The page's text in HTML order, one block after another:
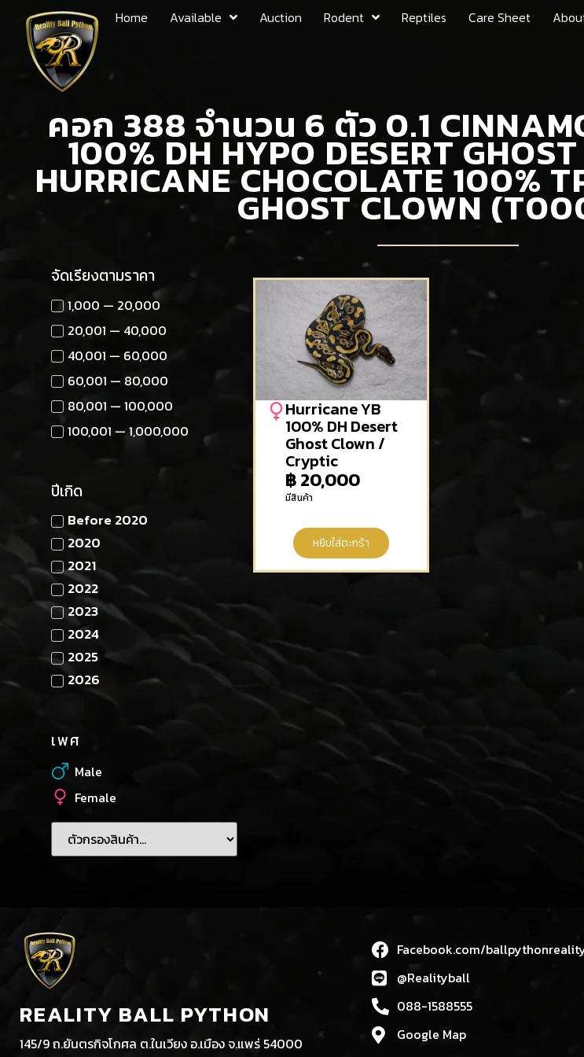
Home Available Auction Rodent Reptiles Care Sheet
คอก 388 จำนวน 6 ตัว 0.1
100% DH HYPO DESERT
HURRICANE CHOCOLATE 100%
GHOST CLOWN
จัดเรียงตามราคา
1,000 — 20,000
20,001 — 40,000
40,001 — 60,000
60,001 — 80,000
80,001 — 100,000
100,001 — 1,000,000
ปีเกิด
Before 2020
2020
2021
2022
2023
2024
2025
2026
เพศ
Male
Female
Hurricane YB
100% DH Desert
Ghost Clown /
Cryptic
฿20,000
มีสินค้า
หยิบใส่ตะกร้า
REALITY BALL PYTHON
145/9 ถ.ยันตรกิจโกศล ต.ในเวียง อ.เมือง จ.แพร่ 54000
Facebook.com/
@Realityball
088-1588555
Google Map